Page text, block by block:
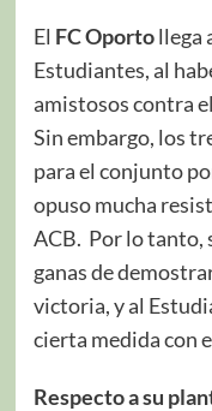
El FC Oportollega
Estudiantes, al
amistosos contra
Sin embargo, los
para el conjunto
opuso mucha
ACB. Por lo tanto,
ganas de
victoria, y al
cierta medida con
Respecto a su